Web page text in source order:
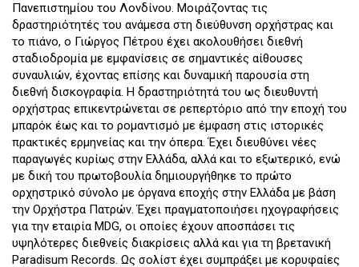
Πανεπιστημίου του Λονδίνου. Μοιράζοντας τις
δραστηριότητές του ανάμεσα στη διεύθυνση ορχήστρας και
το πιάνο, ο Γιώργος Πέτρου έχει ακολουθήσει διεθνή
σταδιοδρομία με εμφανίσεις σε σημαντικές αίθουσες
συναυλιών, έχοντας επίσης και δυναμική παρουσία στη
διεθνή δισκογραφία. Η δραστηριότητά του ως διευθυντή
ορχήστρας επικεντρώνεται σε ρεπερτόριο από την εποχή του
μπαρόκ έως και το ρομαντισμό με έμφαση στις ιστορικές
πρακτικές ερμηνείας και την όπερα. Έχει διευθύνει νέες
παραγωγές κυρίως στην Ελλάδα, αλλά και το εξωτερικό, ενώ
με δική του πρωτοβουλία δημιουργήθηκε το πρώτο
ορχηστρικό σύνολο με όργανα εποχής στην Ελλάδα με βάση
την Ορχήστρα Πατρών. Έχει πραγματοποιήσει ηχογραφήσεις
για την εταιρία MDG, οι οποίες έχουν αποσπάσει τις
υψηλότερες διεθνείς διακρίσεις αλλά και για τη βρετανική
Paradisum Records. Ως σολίστ έχει συμπράξει με κορυφαίες